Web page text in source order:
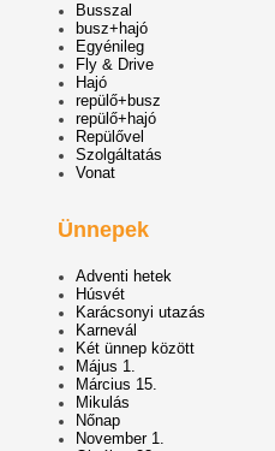
Busszal
busz+hajó
Egyénileg
Fly & Drive
Hajó
repülő+busz
repülő+hajó
Repülővel
Szolgáltatás
Vonat
Ünnepek
Adventi hetek
Húsvét
Karácsonyi utazás
Karnevál
Két ünnep között
Május 1.
Március 15.
Mikulás
Nőnap
November 1.